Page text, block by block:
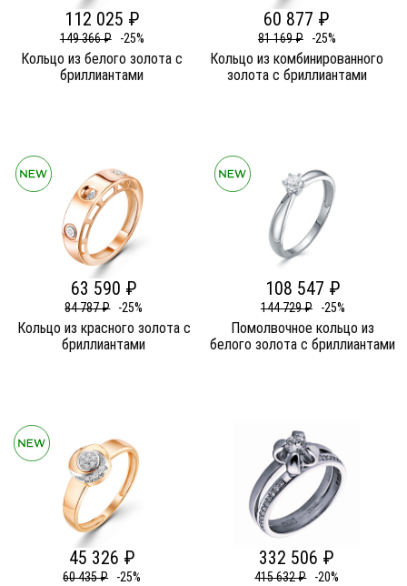
112 025 ₽
149 366 ₽ -25%
Кольцо из белого золота c
бриллиантами
60 877 ₽
81 169 ₽ -25%
Кольцо из комбинированного
золота c бриллиантами
63 590 ₽
84 787 ₽ -25%
Кольцо из красного золота c
бриллиантами
108 547 ₽
144 729 ₽ -25%
Помолвочное кольцо из
белого золота c бриллиантами
45 326 ₽
60 435 ₽ -25%
332 506 ₽
415 632 ₽ -20%